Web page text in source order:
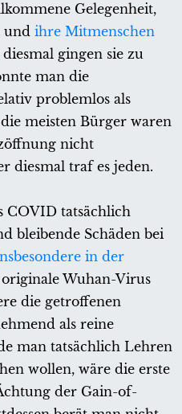
Gelegenheit,
und ihre Mitmenschen
diesmal gingen sie zu
man die
problemlos als
die meisten Bürger waren
nicht
diesmal traf es jeden.
COVID tatsächlich
bleibende Schäden bei
in der
originale Wuhan-Virus
die getroffenen
als reine
man tatsächlich Lehren
wollen, wäre die erste
der Gain-of-